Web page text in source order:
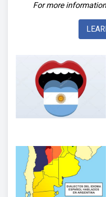
For more